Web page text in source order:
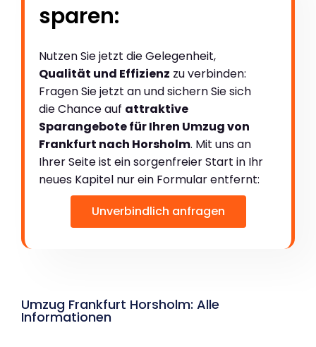
sparen:
Nutzen Sie jetzt die Gelegenheit,
Qualität und Effizienz zu verbinden:
Fragen Sie jetzt an und sichern Sie sich
die Chance auf attraktive
Sparangebote für Ihren Umzug von
Frankfurt nach Horsholm. Mit uns an
Ihrer Seite ist ein sorgenfreier Start in Ihr
neues Kapitel nur ein Formular entfernt:
Unverbindlich anfragen
Umzug Frankfurt Horsholm: Alle
Informationen